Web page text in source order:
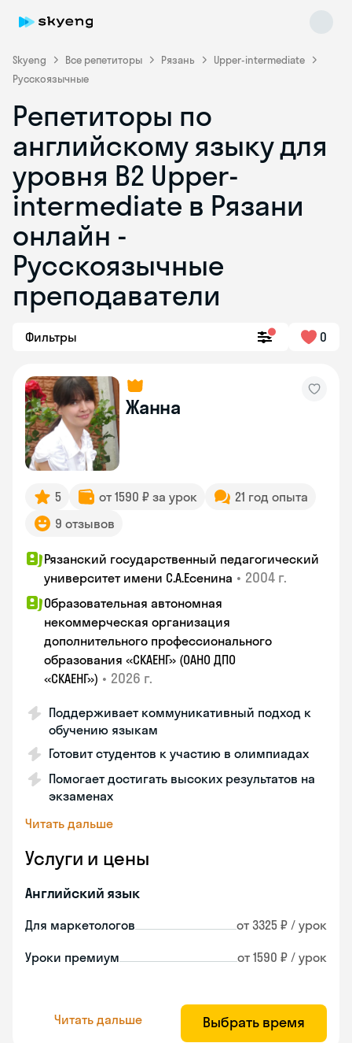
Skyeng Все репетиторы Рязань
Upper-intermediate
Русскоязычные
Репетиторы по
английскому языку для
уровня B2 Upper-
intermediate в Рязани
онлайн -
Русскоязычные
преподаватели
Фильтры 0
Жанна
5 от 1590 ₽ за урок
21 год опыта
9 отзывов
Рязанский государственный педагогический
университет имени С.А.Есенина • 2004 г.
Образовательная автономная
некоммерческая организация
дополнительного профессионального
образования «СКАЕНГ» (ОАНО ДПО
«СКАЕНГ») • 2026 г.
Поддерживает коммуникативный подход к
обучению языкам
Готовит студентов к участию в олимпиадах
Помогает достигать высоких результатов на
экзаменах
Читать дальше
Услуги и цены
Английский язык
Для маркетологов от 3325 ₽ / урок
Уроки премиум от 1590 ₽ / урок
Читать дальше Выбрать время
Skyeng Chat